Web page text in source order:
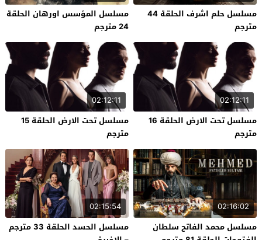
مسلسل حلم اشرف الحلقة 44
مترجم
مسلسل المؤسس اورهان الحلقة
24 مترجم
02:12:11
مسلسل تحت الارض الحلقة 16
مترجم
02:12:11
مسلسل تحت الارض الحلقة 15
مترجم
02:16:02
مسلسل محمد الفاتح سلطان
02:15:54
مسلسل الحسد الحلقة 33 مترجم